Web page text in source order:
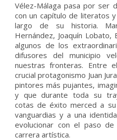
Vélez-Málaga pasa por ser
con un capítulo de literatos
largo de su historia.
Hernández, Joaquín
algunos de los
difusores del municipio
nuestras fronteras. Entre
crucial protagonismo Juan
pintores más pujantes,
y que durante toda su
cotas de éxito merced a
vanguardias y a una
evolucionar con el paso
carrera artística.